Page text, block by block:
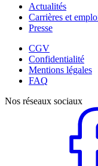
Actualités
Carrières et
Presse
CGV
Confidentialité
Mentions légales
FAQ
Nos réseaux sociaux